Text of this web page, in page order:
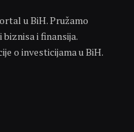
u BiH. Pružamo
i finansija.
o investicijama u BiH.